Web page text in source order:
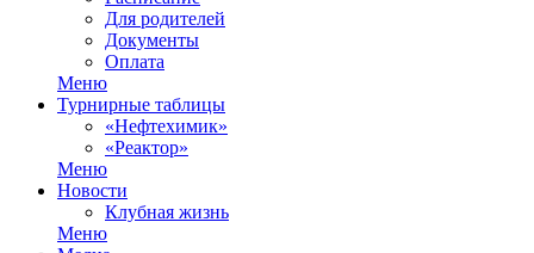
Для родителей
Документы
Оплата
Меню
Турнирные таблицы
«Нефтехимик»
«Реактор»
Меню
Новости
Клубная жизнь
Меню